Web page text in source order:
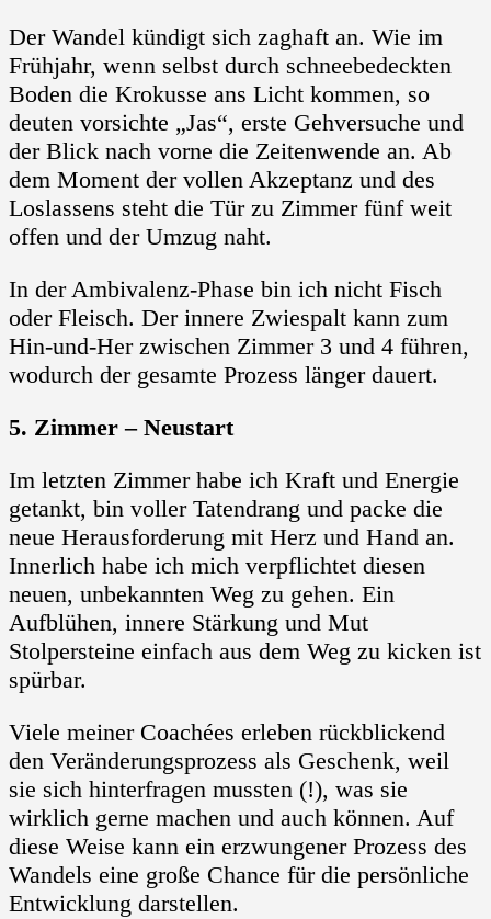
Der Wandel kündigt sich zaghaft an. Wie im
Frühjahr, wenn selbst durch schneebedeckten
Boden die Krokusse ans Licht kommen, so
deuten vorsichte „Jas“, erste Gehversuche und
der Blick nach vorne die Zeitenwende an. Ab
dem Moment der vollen Akzeptanz und des
Loslassens steht die Tür zu Zimmer fünf weit
offen und der Umzug naht.
In der Ambivalenz-Phase bin ich nicht Fisch
oder Fleisch. Der innere Zwiespalt kann zum
Hin-und-Her zwischen Zimmer 3 und 4 führen,
wodurch der gesamte Prozess länger dauert.
5. Zimmer – Neustart
Im letzten Zimmer habe ich Kraft und Energie
getankt, bin voller Tatendrang und packe die
neue Herausforderung mit Herz und Hand an.
Innerlich habe ich mich verpflichtet diesen
neuen, unbekannten Weg zu gehen. Ein
Aufblühen, innere Stärkung und Mut
Stolpersteine einfach aus dem Weg zu kicken ist
spürbar.
Viele meiner Coachées erleben rückblickend
den Veränderungsprozess als Geschenk, weil
sie sich hinterfragen mussten (!), was sie
wirklich gerne machen und auch können. Auf
diese Weise kann ein erzwungener Prozess des
Wandels eine große Chance für die persönliche
Entwicklung darstellen.